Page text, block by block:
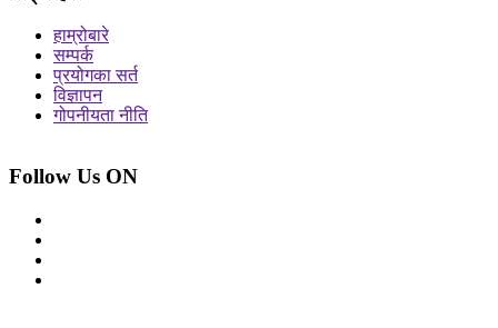
हाम्रोबारे
सम्पर्क
प्रयोगका सर्त
विज्ञापन
गोपनीयता नीति
Follow Us ON